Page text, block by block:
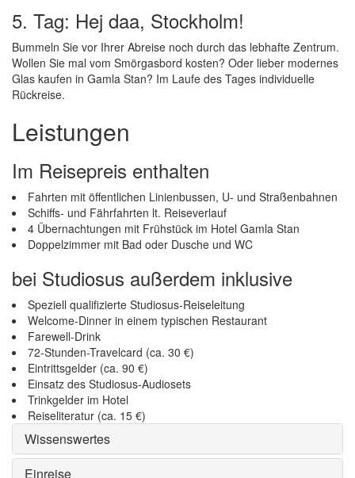
5. Tag: Hej daa, Stockholm!
Bummeln Sie vor Ihrer Abreise noch durch das lebhafte Zentrum.
Wollen Sie mal vom Smörgasbord kosten? Oder lieber modernes
Glas kaufen in Gamla Stan? Im Laufe des Tages individuelle
Rückreise.
Leistungen
Im Reisepreis enthalten
Fahrten mit öffentlichen Linienbussen, U- und Straßenbahnen
Schiffs- und Fährfahrten lt. Reiseverlauf
4 Übernachtungen mit Frühstück im Hotel Gamla Stan
Doppelzimmer mit Bad oder Dusche und WC
bei Studiosus außerdem inklusive
Speziell qualifizierte Studiosus-Reiseleitung
Welcome-Dinner in einem typischen Restaurant
Farewell-Drink
72-Stunden-Travelcard (ca. 30 €)
Eintrittsgelder (ca. 90 €)
Einsatz des Studiosus-Audiosets
Trinkgelder im Hotel
Reiseliteratur (ca. 15 €)
Wissenswertes
Einreise